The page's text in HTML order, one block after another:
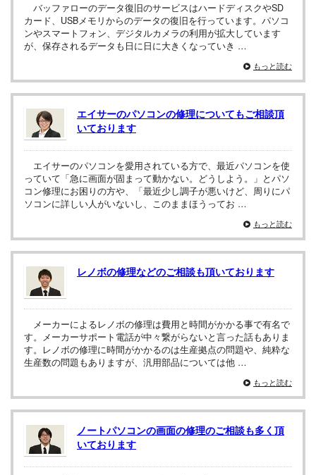
バッファローのデータ復旧のサービスはハードディスクやSD
カード、USBメモリからのデータの復旧を行っています。パソコ
ンやスマートフォン、デジタルカメラの利用が拡大しています
が、保存されるデータも日に日に大きくなっていき …
もっと読む
エイサーのパソコンの修理についてもご相談頂
いております
エイサーのパソコンを愛用されている方で、最近パソコンを使
っていて「急に画面が固まって動かない。どうしよう。」とパソ
コン修理にお困りの方や、「最近少し調子が悪いけど、周りにパ
ソコンに詳しい人がいないし、このままほうってお …
もっと読む
レノボの修理などのご相談も頂いております
メーカーによるレノボの修理は費用と時間がかかる事で有名で
す。メーカーサポート電話が中々繋がらないと言った話もありま
す。レノボの修理に時間がかかるのは生産拠点の問題や、純粋な
生産数の問題もありますが、汎用部品については他 …
もっと読む
ノートパソコンの画面の修理のご相談も多く頂
いております